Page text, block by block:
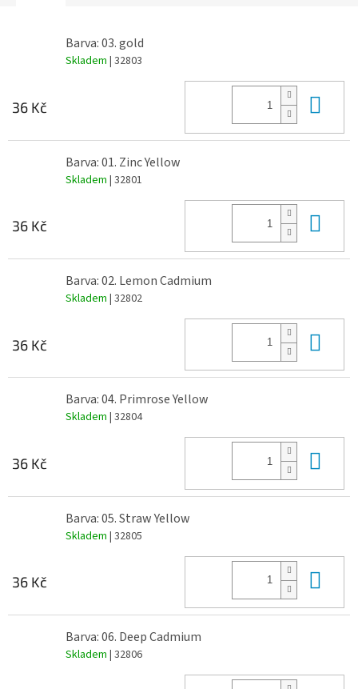
Barva: 03. gold
Skladem | 32803
36 Kč
Barva: 01. Zinc Yellow
Skladem | 32801
36 Kč
Barva: 02. Lemon Cadmium
Skladem | 32802
36 Kč
Barva: 04. Primrose Yellow
Skladem | 32804
36 Kč
Barva: 05. Straw Yellow
Skladem | 32805
36 Kč
Barva: 06. Deep Cadmium
Skladem | 32806